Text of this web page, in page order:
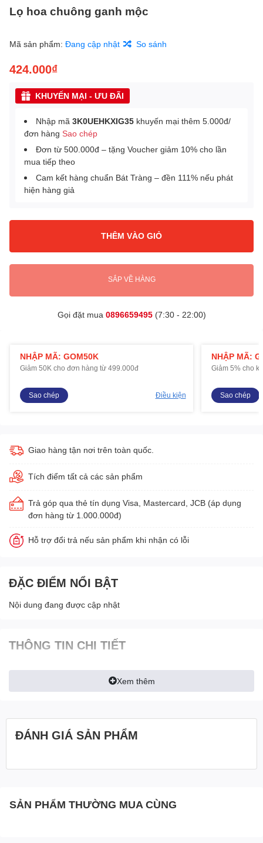
Lọ hoa chuông ganh mộc
Mã sản phẩm: Đang cập nhật So sánh
424.000₫
KHUYẾN MẠI - ƯU ĐÃI
Nhập mã 3K0UEHKXIG35 khuyến mại thêm 5.000đ/
đơn hàng Sao chép
Đơn từ 500.000đ – tặng Voucher giảm 10% cho lần
mua tiếp theo
Cam kết hàng chuẩn Bát Tràng – đền 111% nếu phát
hiện hàng giả
THÊM VÀO GIỎ
SẮP VỀ HÀNG
Gọi đặt mua 0896659495(7:30 - 22:00)
NHẬP MÃ: GOM50K
Giảm 50K cho đơn hàng từ 499.000đ
Sao chép Điều kiện
NHẬP MÃ:
Giảm 5% cho
Sao chép
Giao hàng tận nơi trên toàn quốc.
Tích điểm tất cả các sản phẩm
Trả góp qua thẻ tín dụng Visa, Mastercard, JCB (áp dụng
đơn hàng từ 1.000.000đ)
Hỗ trợ đổi trả nếu sản phẩm khi nhận có lỗi
ĐẶC ĐIỂM NỔI BẬT
Nội dung đang được cập nhật
THÔNG TIN CHI TIẾT
Xem thêm
ĐÁNH GIÁ SẢN PHẨM
SẢN PHẨM THƯỜNG MUA CÙNG